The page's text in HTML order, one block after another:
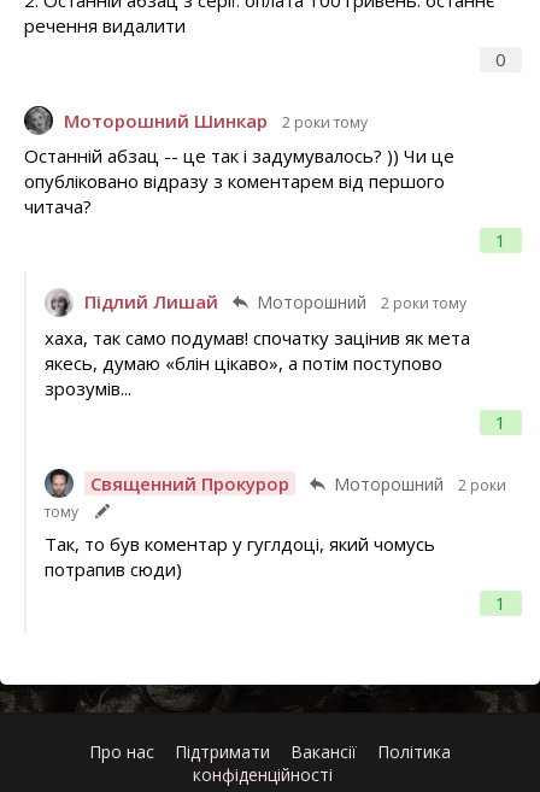
0
речення видалити
Моторошний Шинкар 2 роки тому
1
Останній абзац -- це так і задумувалось? )) Чи це
опубліковано відразу з коментарем від першого
читача?
Підлий Лишай Моторошний 2 роки тому
1
хаха, так само подумав! спочатку зацінив як мета
якесь, думаю «блін цікаво», а потім поступово
зрозумів...
Священний Прокурор Моторошний
2 роки
тому
1
Так, то був коментар у гуглдоці, який чомусь
потрапив сюди)
Про нас Підтримати Вакансії
Політика
конфіденційності